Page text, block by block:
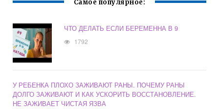
Самое популярное:
ЧТО ДЕЛАТЬ ЕСЛИ БЕРЕМЕННА В 9
1792
У РЕБЕНКА ПЛОХО ЗАЖИВАЮТ РАНЫ. ПОЧЕМУ РАНЫ
ДОЛГО ЗАЖИВАЮТ И КАК УСКОРИТЬ ВОССТАНОВЛЕНИЕ.
НЕ ЗАЖИВАЕТ ЧИСТАЯ ЯЗВА